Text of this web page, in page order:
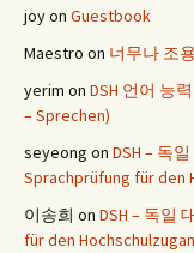
joyon Guestbook
Maestro on 너무나 조
yerim on DSH 언어 능
– Sprechen)
seyeong on DSH – 독
Sprachprüfung für den
이송희 on DSH – 독일
für den